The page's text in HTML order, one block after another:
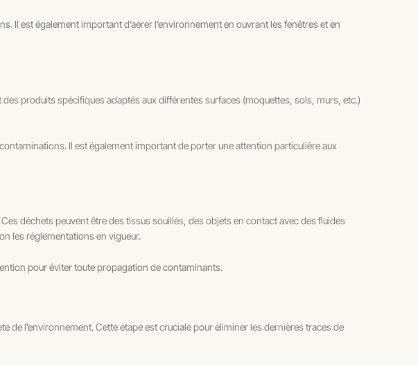
Il est également important d’aérer l’environnement en ouvrant les fenêtres et en
produits spécifiques adaptés aux différentes surfaces (moquettes, sols, murs, etc.)
Il est également important de porter une attention particulière aux
déchets peuvent être des tissus souillés, des objets en contact avec des fluides
les réglementations en vigueur.
pour éviter toute propagation de contaminants.
de l’environnement. Cette étape est cruciale pour éliminer les dernières traces de